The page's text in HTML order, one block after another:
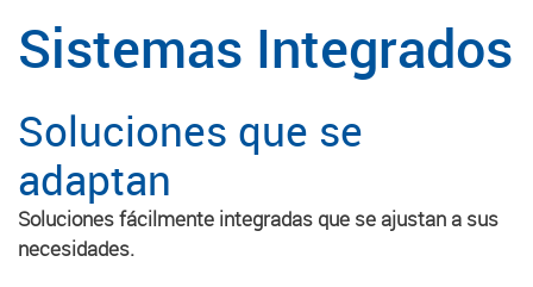
Sistemas Integrados
Soluciones que se
adaptan
Soluciones fácilmente integradas que se ajustan a sus
necesidades.